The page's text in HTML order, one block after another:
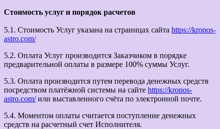
Стоимость услуг и порядок расчетов
5.1. Стоимость Услуг указана на страницах сайта https://kronos-
astro.com/
5.2. Оплата Услуг производится Заказчиком в порядке
предварительной оплаты в размере 100% суммы Услуг.
5.3. Оплата производится путем перевода денежных средств
посредством платёжной системы на сайте https://kronos-
astro.com/или выставленного счёта по электронной почте.
5.4. Моментом оплаты считается поступление денежных
средств на расчетный счет Исполнителя.